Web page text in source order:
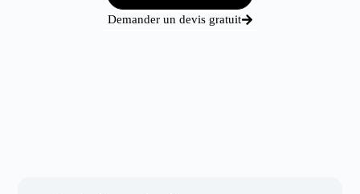
Demander un devis gratuit